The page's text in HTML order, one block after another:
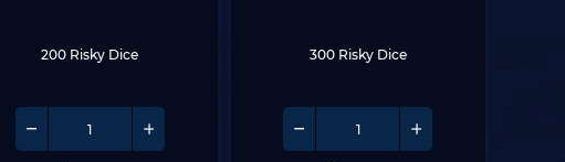
200 Risky Dice 300 Risky Dice